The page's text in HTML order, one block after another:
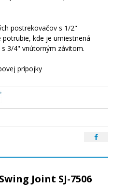
postrekovačov s 1/2"
kde je umiestnená
3/4" vnútorným závitom.
prípojky
Joint SJ-7506